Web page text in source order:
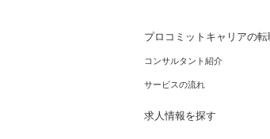
プロコミットキャリアの転
コンサルタント紹介
サービスの流れ
求人情報を探す